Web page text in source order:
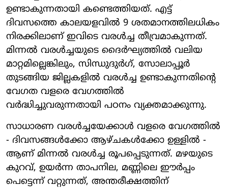
ഉണ്ടാകുന്നതായി കണ്ടെത്തിയത്. എട്ട്
ദിവസത്തെ കാലയളവിൽ 9 ശതമാനത്തിലധികം
നിരക്കിലാണ് ഇവിടെ വരൾച്ച തീവ്രമാകുന്നത്.
മിന്നൽ വരൾച്ചയുടെ ദൈർഘ്യത്തിൽ വലിയ
മാറ്റമില്ലെങ്കിലും, സിന്ധുദുർഗ്, സോലാപ്പൂർ
തുടങ്ങിയ ജില്ലകളിൽ വരൾച്ച ഉണ്ടാകുന്നതിന്റെ
വേഗത വളരെ വേഗത്തിൽ
വർദ്ധിച്ചുവരുന്നതായി പഠനം വ്യക്തമാക്കുന്നു.
സാധാരണ വരൾച്ചയേക്കാൾ വളരെ വേഗത്തിൽ
- ദിവസങ്ങൾക്കോ ആഴ്ചകൾക്കോ ഉള്ളിൽ -
ആണ് മിന്നൽ വരൾച്ച രൂപപ്പെടുന്നത്. മഴയുടെ
കുറവ്, ഉയർന്ന താപനില, മണ്ണിലെ ഈർപ്പം
പെട്ടെന്ന് വറ്റുന്നത്, അന്തരീക്ഷത്തിന്